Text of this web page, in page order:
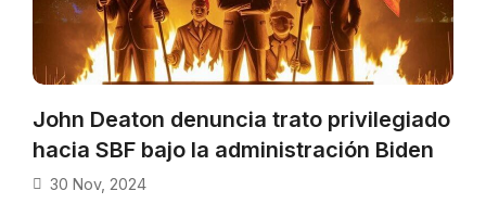
John Deaton denuncia trato privilegiado
hacia SBF bajo la administración Biden
30 Nov, 2024